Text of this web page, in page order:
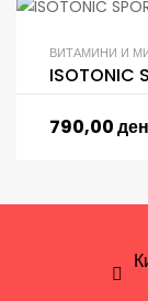
ВИТАМИНИ И
ISOTONIC
790,00ден